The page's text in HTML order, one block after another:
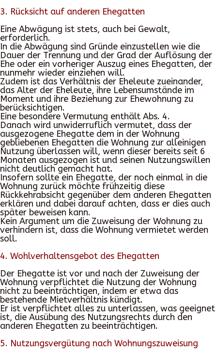
3. Rücksicht auf anderen Ehegatten
Eine Abwägung ist stets, auch bei Gewalt,
erforderlich.
In die Abwägung sind Gründe einzustellen wie die
Dauer der Trennung und der Grad der Auflösung der
Ehe oder ein vorheriger Auszug eines Ehegatten, der
nunmehr wieder einziehen will.
Zudem ist das Verhältnis der Eheleute zueinander,
das Alter der Eheleute, ihre Lebensumstände im
Moment und ihre Beziehung zur Ehewohnung zu
berücksichtigen.
Eine besondere Vermutung enthält Abs. 4.
Danach wird unwiderruflich vermutet, dass der
ausgezogene Ehegatte dem in der Wohnung
gebliebenen Ehegatten die Wohnung zur alleinigen
Nutzung überlassen will, wenn dieser bereits seit 6
Monaten ausgezogen ist und seinen Nutzungswillen
nicht deutlich gemacht hat.
Insofern sollte ein Ehegatte, der noch einmal in die
Wohnung zurück möchte frühzeitig diese
Rückkehrabsicht gegenüber dem anderen Ehegatten
erklären und dabei darauf achten, dass er dies auch
später beweisen kann.
Kein Argument um die Zuweisung der Wohnung zu
verhindern ist, dass die Wohnung vermietet werden
soll.
4. Wohlverhaltensgebot des Ehegatten
Der Ehegatte ist vor und nach der Zuweisung der
Wohnung verpflichtet die Nutzung der Wohnung
nicht zu beeinträchtigen, indem er etwa das
bestehende Mietverhältnis kündigt.
Er ist verpflichtet alles zu unterlassen, was geeignet
ist, die Ausübung des Nutzungsrechts durch den
anderen Ehegatten zu beeinträchtigen.
5. Nutzungsvergütung nach Wohnungszuweisung